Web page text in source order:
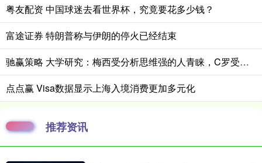
粤友配资 中国球迷去看世界杯，究竟要花多少钱？
富途证券 特朗普称与伊朗的停火已经结束
驰赢策略 大学研究：梅西受分析思维强的人青睐，C罗受高自尊人群喜欢
点点赢 Visa数据显示上海入境消费更加多元化
推荐资讯